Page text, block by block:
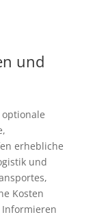
und
erhebliche
und
Kosten